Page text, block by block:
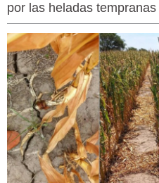
por las heladas